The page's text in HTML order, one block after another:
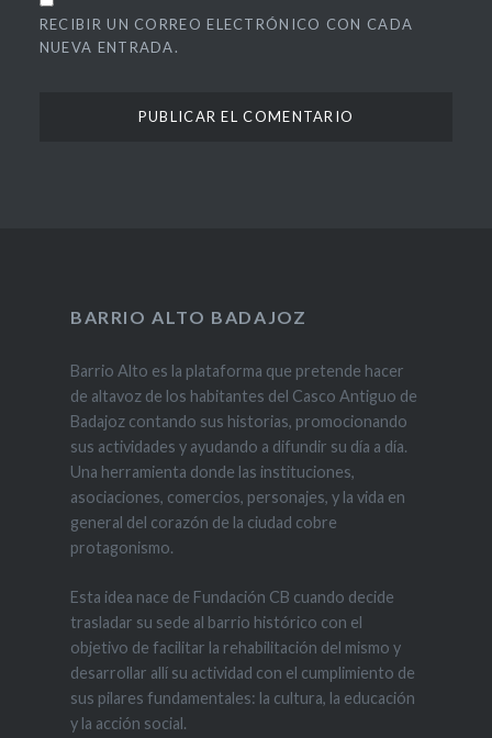
RECIBIR UN CORREO ELECTRÓNICO CON CADA
NUEVA ENTRADA.
BARRIO ALTO BADAJOZ
Barrio Alto es la plataforma que pretende hacer
de altavoz de los habitantes del Casco Antiguo de
Badajoz contando sus historias, promocionando
sus actividades y ayudando a difundir su día a día.
Una herramienta donde las instituciones,
asociaciones, comercios, personajes, y la vida en
general del corazón de la ciudad cobre
protagonismo.
Esta idea nace de Fundación CB cuando decide
trasladar su sede al barrio histórico con el
objetivo de facilitar la rehabilitación del mismo y
desarrollar allí su actividad con el cumplimiento de
sus pilares fundamentales: la cultura, la educación
y la acción social.